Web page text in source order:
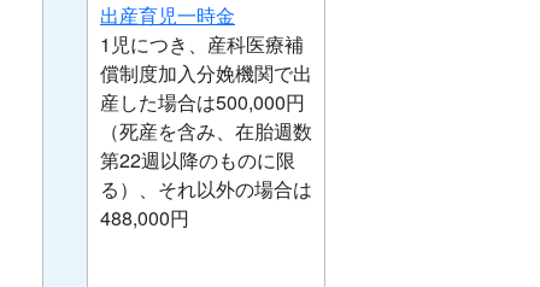
出産育児一時金
1児につき、産科医療補
償制度加入分娩機関で出
産した場合は500,000円
（死産を含み、在胎週数
第22週以降のものに限
る）、それ以外の場合は
488,000円